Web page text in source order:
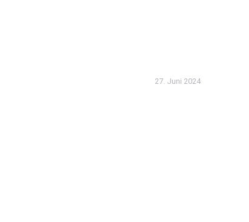
27. Juni 2024